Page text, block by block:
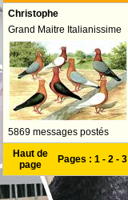
Christophe
Grand Maitre Italianissime
5869 messages postés
Haut de
page
Pages : 1 - 2 - 3